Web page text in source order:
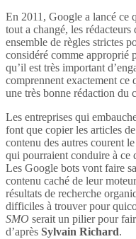
En 2011, Google a lancé ce
tout a changé, les
ensemble de règles strictes
considéré comme approprié
qu’il est très important
comprennent exactement ce
une très bonne rédaction du
Les entreprises qui
font que copier les articles
contenu des autres courent
qui pourraient conduire à ce
Les Google bots vont faire
contenu caché de leur
résultats de recherche
difficiles à trouver pour
SMO serait un pilier pour
d’après Sylvain Richard.